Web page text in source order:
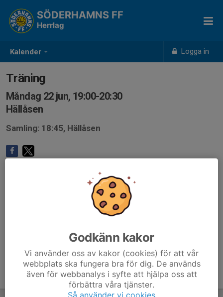
Kalender Logga in
SÖDERHAMNS FF
Herrlag
Träning
Måndag 22 jun, 19:00-20:30
Hällåsen
Samling: 18:45, Hällåsen
Godkänn kakor
Vi använder oss av kakor (cookies) för att vår
webbplats ska fungera bra för dig. De används
även för webbanalys i syfte att hjälpa oss att
förbättra våra tjänster.
Så använder vi cookies